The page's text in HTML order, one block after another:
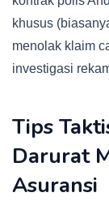
khusus
menolak klaim
investigasi
Tips
Darurat
Asuransi